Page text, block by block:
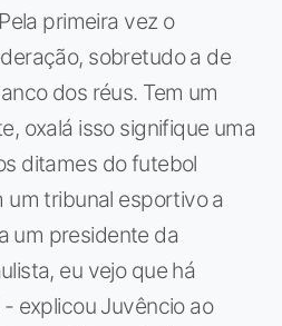
primeira vez o
sobretudo a de
dos réus. Tem um
oxalá isso signifique uma
ditames do futebol
um tribunal esportivo a
um presidente da
eu vejo que há
explicou Juvêncio ao